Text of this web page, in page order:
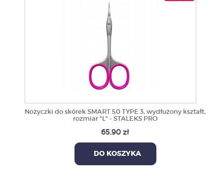
Nożyczki do skórek SMART 50 TYPE 3, wydłużony kształt,
rozmiar "L" - STALEKS PRO
65,90 zł
DO KOSZYKA